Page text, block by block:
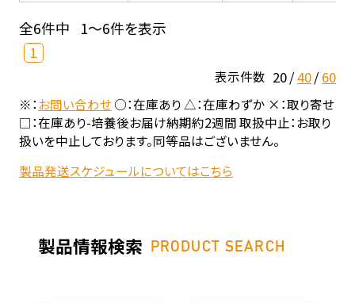
全6件中 1～6件を表示
1
表示件数 20 40 60
※：お問い合わせ○：在庫あり △：在庫わずか ×：取り寄せ
□：在庫あり-培養後お届け納期約2週間 取扱中止：お取り
扱いを中止しております。同等品はございません。
製品発送スケジュールについてはこちら
製品情報検索 PRODUCT SEARCH